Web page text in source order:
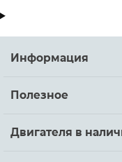
Информация
Полезное
Двигателя в